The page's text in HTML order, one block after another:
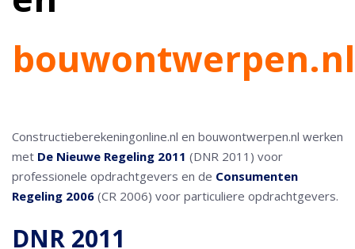
bouwontwerpen.nl
Constructieberekeningonline.nl en bouwontwerpen.nl werken
met De Nieuwe Regeling 2011 (DNR 2011) voor
professionele opdrachtgevers en de Consumenten
Regeling 2006 (CR 2006) voor particuliere opdrachtgevers.
DNR 2011